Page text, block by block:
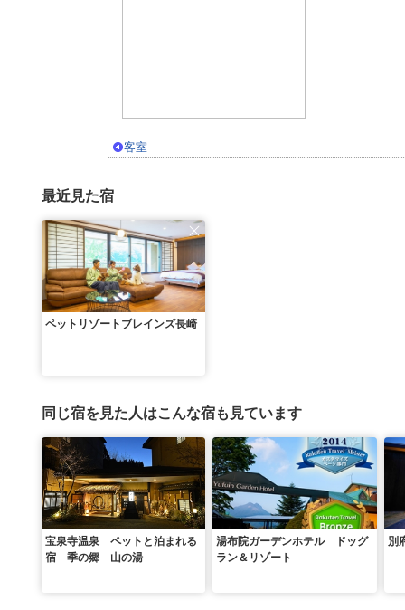
客室
最近見た宿
ペットリゾートブレインズ長崎
同じ宿を見た人はこんな宿も見ています
宝泉寺温泉 ペットと泊まれる
宿 季の郷 山の湯
湯布院ガーデンホテル ドッグ
ラン＆リゾート
別